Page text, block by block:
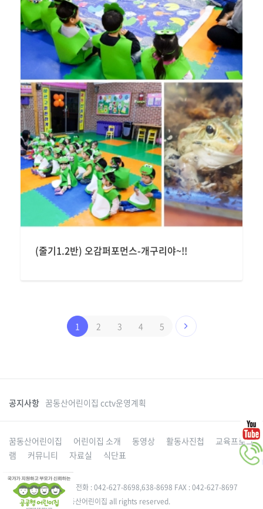
(줄기1.2반) 오감퍼포먼스-개구리야~!!
1 2 3 4 5
공지사항 꿈동산어린이집 cctv운영계획
꿈동산어린이집 어린이집 소개 동영상 활동사진첩
교육프로그
램
커뮤니티 자료실 식단표
대전 동구 성동로 49-5 전화 : 042-627-8698,638-8698 FAX : 042-627-8697
Copyright 2015. 꿈동산어린이집 all rights reserved.